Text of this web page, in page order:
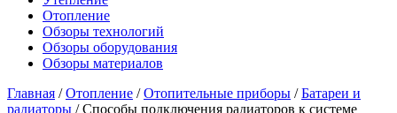
Отопление
Обзоры технологий
Обзоры оборудования
Обзоры материалов
Главная /Отопление /Отопительные приборы /Батареи и
радиаторы /Способы подключения радиаторов к системе